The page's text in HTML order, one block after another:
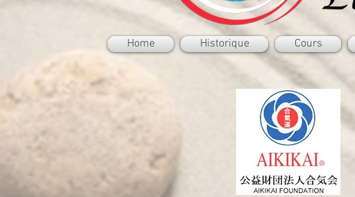
Home Historique Cours